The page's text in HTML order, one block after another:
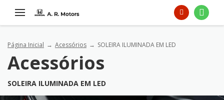
Página Inicial Acessórios SOLEIRA ILUMINADA EM LED
Acessórios
SOLEIRA ILUMINADA EM LED